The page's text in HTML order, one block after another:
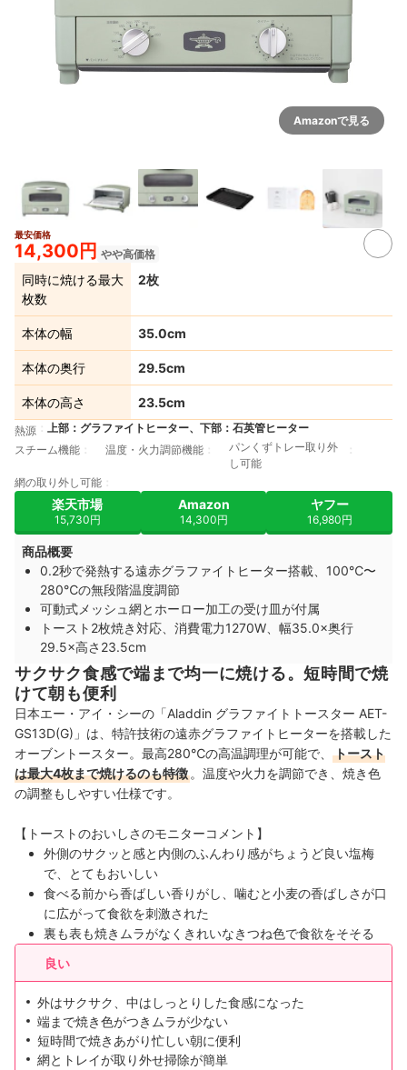
Amazonで見る
最安価格
14,300円 やや高価格
同時に焼ける最大
枚数
2枚
本体の幅 35.0cm
本体の奥行 29.5cm
本体の高さ 23.5cm
熱源
上部：グラファイトヒーター、下部：石英管ヒーター
スチーム機能
温度・火力調節機能
パンくずトレー取り外
し可能
網の取り外し可能
楽天市場
15,730円
Amazon
14,300円
ヤフー
16,980円
商品概要
0.2秒で発熱する遠赤グラファイトヒーター搭載、100℃〜
280℃の無段階温度調節
可動式メッシュ網とホーロー加工の受け皿が付属
トースト2枚焼き対応、消費電力1270W、幅35.0×奥行
29.5×高さ23.5cm
サクサク食感で端まで均一に焼ける。短時間で焼
けて朝も便利
日本エー・アイ・シーの「Aladdin グラファイトトースター AET-
GS13D(G)」は、特許技術の遠赤グラファイトヒーターを搭載した
オーブントースター。最高280℃の高温調理が可能で、
トースト
は最大4枚まで焼けるのも特徴 。温度や火力を調節でき、焼き色
の調整もしやすい仕様です。
【トーストのおいしさのモニターコメント】
外側のサクッと感と内側のふんわり感がちょうど良い塩梅
で、とてもおいしい
食べる前から香ばしい香りがし、噛むと小麦の香ばしさが口
に広がって食欲を刺激された
裏も表も焼きムラがなくきれいなきつね色で食欲をそそる
良い
外はサクサク、中はしっとりした食感になった
端まで焼き色がつきムラが少ない
短時間で焼きあがり忙しい朝に便利
網とトレイが取り外せ掃除が簡単